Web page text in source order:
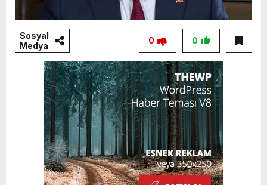
Sosyal
Medya
0
0